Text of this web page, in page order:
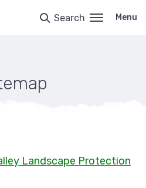
Search Menu
Landscape Protection